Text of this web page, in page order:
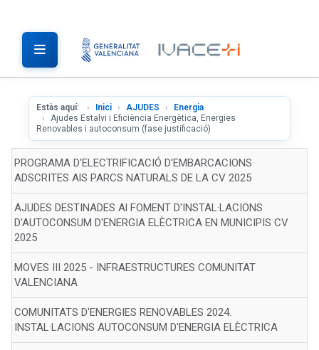
Estàs aquí: Inici AJUDES
Energia
Ajudes Estalvi i Eficiència Energètica, Energies
Renovables i autoconsum (fase justificació)
PROGRAMA D'ELECTRIFICACIÓ D'EMBARCACIONS
ADSCRITES AlS PARCS NATURALS DE LA CV 2025
AJUDES DESTINADES Al FOMENT D'INSTAL·LACIONS
D'AUTOCONSUM D'ENERGIA ELÈCTRICA EN MUNICIPIS CV
2025
MOVES III 2025 - INFRAESTRUCTURES COMUNITAT
VALENCIANA
COMUNITATS D'ENERGIES RENOVABLES 2024.
INSTAL·LACIONS AUTOCONSUM D'ENERGIA ELÈCTRICA